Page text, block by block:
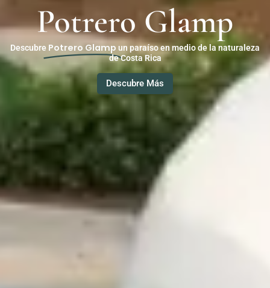
Potrero Glamp
Descubre Potrero Glamp un paraíso en medio de la naturaleza
de Costa Rica
Descubre Más